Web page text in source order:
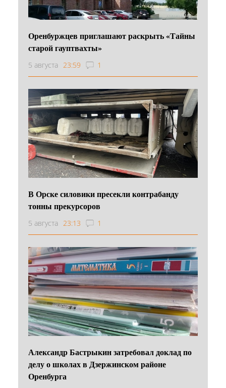
Оренбуржцев приглашают раскрыть «Тайны
старой гауптвахты»
5 августа 23:59 1
В Орске силовики пресекли контрабанду
тонны прекурсоров
5 августа 23:13 1
Александр Бастрыкин затребовал доклад по
делу о школах в Дзержинском районе
Оренбурга